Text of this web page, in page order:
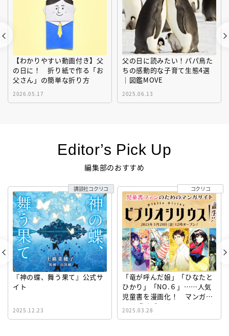
【わかりやすい動画付き】父
の日に！ 折り紙で作る「お
父さん」の簡単な折り方
2026.05.17
父の日に読みたい！パパ鳥た
ちの感動的な子育て生態4選
｜図鑑MOVE
2025.06.13
Editor’s Pick Up
編集部のおすすめ
『神の蝶、舞う果て』公式サ
イト
2025.12.23
講談社コクリコ
「竜が呼んだ娘」「ひなたと
ひかり」「NO.６」……人気
児童書を漫画化！ マンガサ
イト『ビブリオシリウス』誕
生！
2025.03.28
コクリコ